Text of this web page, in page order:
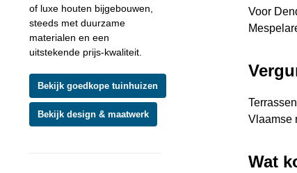
Voor
Vlaamse
Wat
of luxe houten bijgebouwen,
steeds met duurzame
materialen en een
uitstekende prijs-kwaliteit.
Bekijk goedkope tuinhuizen
Bekijk design & maatwerk